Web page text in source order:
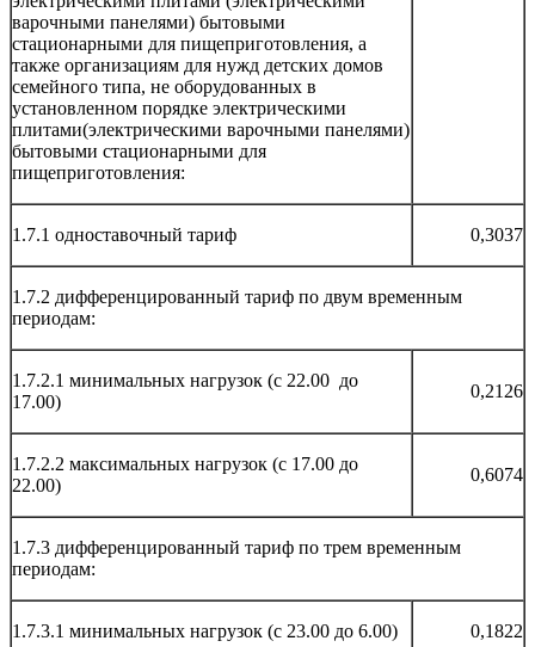
варочными панелями) бытовыми
стационарными для пищеприготовления, а
также организациям для нужд детских домов
семейного типа, не оборудованных в
установленном порядке электрическими
плитами(электрическими варочными панелями)
бытовыми стационарными для
пищеприготовления:
1.7.1 одноставочный тариф 0,3037
1.7.2 дифференцированный тариф по двум временным
периодам:
1.7.2.1 минимальных нагрузок (с 22.00 до
17.00)
0,2126
1.7.2.2 максимальных нагрузок (с 17.00 до
22.00)
0,6074
1.7.3 дифференцированный тариф по трем временным
периодам:
1.7.3.1 минимальных нагрузок (с 23.00 до 6.00) 0,1822